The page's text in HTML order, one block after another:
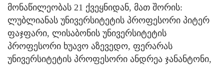
მონაწილეობას 21 ქვეყნიდან, მათ შორის:
ლუბლიანას უნივერსიტეტის პროფესორი პიტერ
ფაჯფარი, ლისაბონის უნივერსიტეტის
პროფესორი ხუავო აზევედო, ფერარას
უნივერსიტეტის პროფესორი ანდრეა ჯანანტონი,